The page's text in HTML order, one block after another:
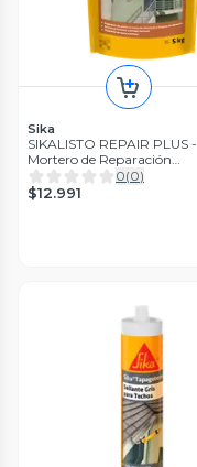
Sika
SIKALISTO REPAIR PLUS -
Mortero de Reparación
expansivo, Sac 5Kg
0(0)
$12.991